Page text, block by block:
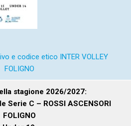
e codice etico INTER VOLLEY
FOLIGNO
stagione 2026/2027:
Serie C – ROSSI ASCENSORI
FOLIGNO